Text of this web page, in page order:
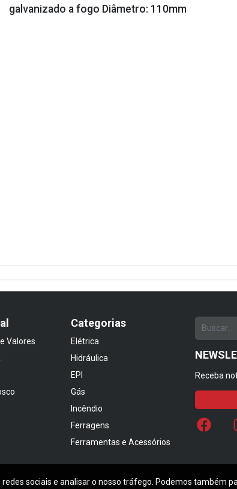
galvanizado a fogo Diâmetro: 110mm
Valores
Categorias
Elétrica
Hidráulica
EPI
Gás
Incêndio
Ferragens
Ferramentas e Acessórios
Receba
sociais e analisar o nosso tráfego. Podemos também